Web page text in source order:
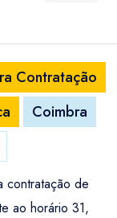
Contratação
Coimbra
contratação de
ao horário 31,